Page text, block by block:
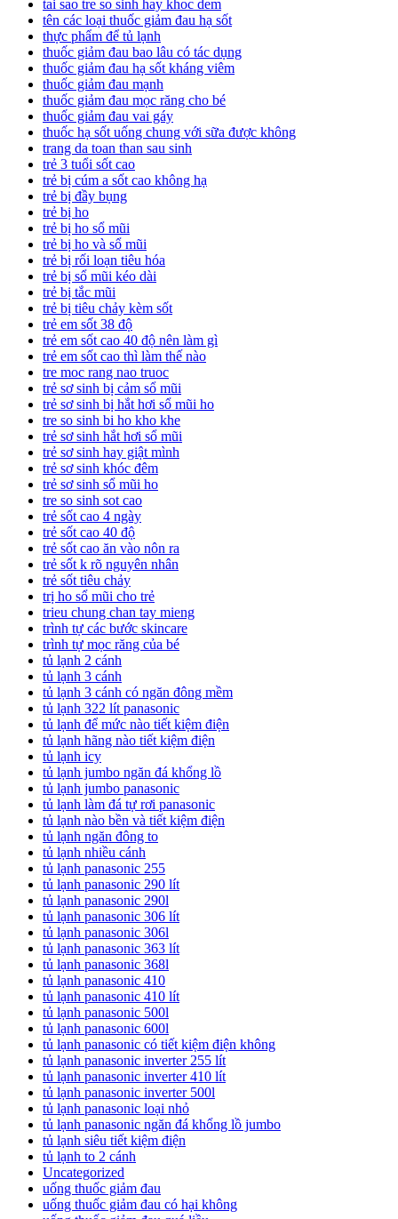
tai sao tre so sinh hay khoc dem
tên các loại thuốc giảm đau hạ sốt
thực phẩm để tủ lạnh
thuốc giảm đau bao lâu có tác dụng
thuốc giảm đau hạ sốt kháng viêm
thuốc giảm đau mạnh
thuốc giảm đau mọc răng cho bé
thuốc giảm đau vai gáy
thuốc hạ sốt uống chung với sữa được không
trang da toan than sau sinh
trẻ 3 tuổi sốt cao
trẻ bị cúm a sốt cao không hạ
trẻ bị đầy bụng
trẻ bị ho
trẻ bị ho sổ mũi
trẻ bị ho và sổ mũi
trẻ bị rối loạn tiêu hóa
trẻ bị sổ mũi kéo dài
trẻ bị tắc mũi
trẻ bị tiêu chảy kèm sốt
trẻ em sốt 38 độ
trẻ em sốt cao 40 độ nên làm gì
trẻ em sốt cao thì làm thế nào
tre moc rang nao truoc
trẻ sơ sinh bị cảm sổ mũi
trẻ sơ sinh bị hắt hơi sổ mũi ho
tre so sinh bi ho kho khe
trẻ sơ sinh hắt hơi sổ mũi
trẻ sơ sinh hay giật mình
trẻ sơ sinh khóc đêm
trẻ sơ sinh sổ mũi ho
tre so sinh sot cao
trẻ sốt cao 4 ngày
trẻ sốt cao 40 độ
trẻ sốt cao ăn vào nôn ra
trẻ sốt k rõ nguyên nhân
trẻ sốt tiêu chảy
trị ho sổ mũi cho trẻ
trieu chung chan tay mieng
trình tự các bước skincare
trình tự mọc răng của bé
tủ lạnh 2 cánh
tủ lạnh 3 cánh
tủ lạnh 3 cánh có ngăn đông mềm
tủ lạnh 322 lít panasonic
tủ lạnh để mức nào tiết kiệm điện
tủ lạnh hãng nào tiết kiệm điện
tủ lạnh icy
tủ lạnh jumbo ngăn đá khổng lồ
tủ lạnh jumbo panasonic
tủ lạnh làm đá tự rơi panasonic
tủ lạnh nào bền và tiết kiệm điện
tủ lạnh ngăn đông to
tủ lạnh nhiều cánh
tủ lạnh panasonic 255
tủ lạnh panasonic 290 lít
tủ lạnh panasonic 290l
tủ lạnh panasonic 306 lít
tủ lạnh panasonic 306l
tủ lạnh panasonic 363 lít
tủ lạnh panasonic 368l
tủ lạnh panasonic 410
tủ lạnh panasonic 410 lít
tủ lạnh panasonic 500l
tủ lạnh panasonic 600l
tủ lạnh panasonic có tiết kiệm điện không
tủ lạnh panasonic inverter 255 lít
tủ lạnh panasonic inverter 410 lít
tủ lạnh panasonic inverter 500l
tủ lạnh panasonic loại nhỏ
tủ lạnh panasonic ngăn đá khổng lồ jumbo
tủ lạnh siêu tiết kiệm điện
tủ lạnh to 2 cánh
Uncategorized
uống thuốc giảm đau
uống thuốc giảm đau có hại không